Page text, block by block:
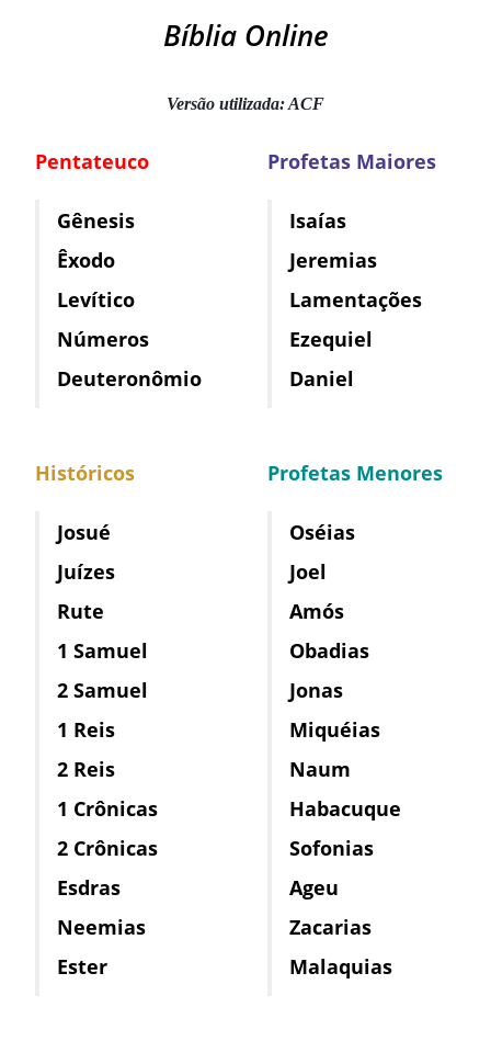
Bíblia Online
Versão utilizada: ACF
Pentateuco
Gênesis
Êxodo
Levítico
Números
Deuteronômio
Históricos
Josué
Juízes
Rute
1 Samuel
2 Samuel
1 Reis
2 Reis
1 Crônicas
2 Crônicas
Esdras
Neemias
Ester
Profetas Maiores
Isaías
Jeremias
Lamentações
Ezequiel
Daniel
Profetas Menores
Oséias
Joel
Amós
Obadias
Jonas
Miquéias
Naum
Habacuque
Sofonias
Ageu
Zacarias
Malaquias